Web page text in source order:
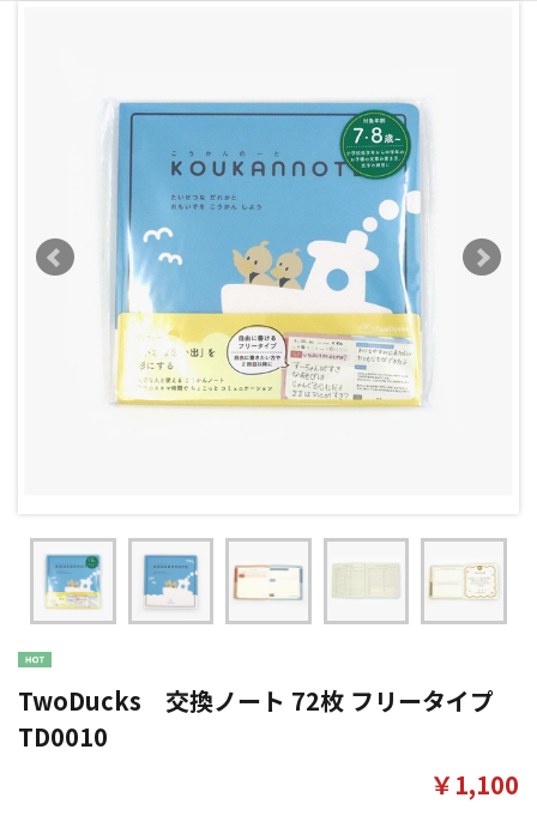
TwoDucks 交換ノート 72枚 フリータイプ
TD0010
￥1,100